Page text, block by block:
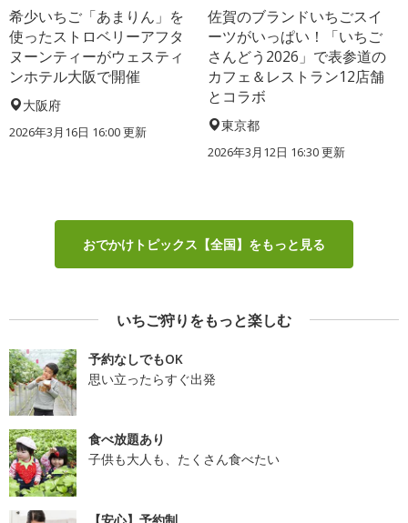
希少いちご「あまりん」を
使ったストロベリーアフタ
ヌーンティーがウェスティ
ンホテル大阪で開催
大阪府
2026年3月16日 16:00 更新
佐賀のブランドいちごスイ
ーツがいっぱい！「いちご
さんどう2026」で表参道の
カフェ＆レストラン12店舗
とコラボ
東京都
2026年3月12日 16:30 更新
おでかけトピックス【全国】をもっと見る
いちご狩りをもっと楽しむ
予約なしでもOK
思い立ったらすぐ出発
食べ放題あり
子供も大人も、たくさん食べたい